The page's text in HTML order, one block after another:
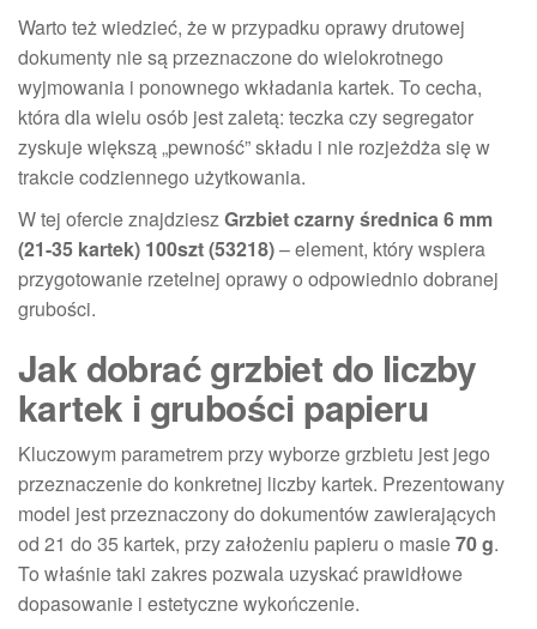
Warto też wiedzieć, że w przypadku oprawy drutowej
dokumenty nie są przeznaczone do wielokrotnego
wyjmowania i ponownego wkładania kartek. To cecha,
która dla wielu osób jest zaletą: teczka czy segregator
zyskuje większą „pewność” składu i nie rozjeżdża się w
trakcie codziennego użytkowania.
W tej ofercie znajdzieszGrzbiet czarny średnica 6 mm
(21-35 kartek) 100szt (53218)– element, który wspiera
przygotowanie rzetelnej oprawy o odpowiednio dobranej
grubości.
Jak dobrać grzbiet do liczby
kartek i grubości papieru
Kluczowym parametrem przy wyborze grzbietu jest jego
przeznaczenie do konkretnej liczby kartek. Prezentowany
model jest przeznaczony do dokumentów zawierających
od 21 do 35 kartek, przy założeniu papieru o masie70 g.
To właśnie taki zakres pozwala uzyskać prawidłowe
dopasowanie i estetyczne wykończenie.